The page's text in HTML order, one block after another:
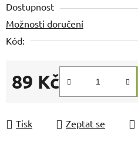
Dostupnost
Možnosti doručení
Kód:
89 Kč
Měrná cena:
Tisk Zeptat se